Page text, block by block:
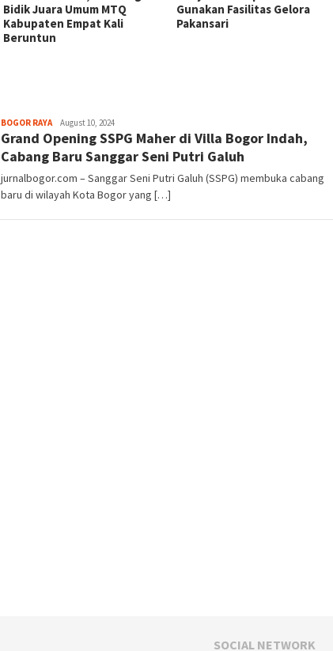
Bidik Juara Umum MTQ
Kabupaten Empat Kali
Beruntun
Gunakan Fasilitas Gelora
Pakansari
BOGOR RAYASayyev
August 10, 2024
Grand Opening SSPG Maher di Villa Bogor Indah,
Cabang Baru Sanggar Seni Putri Galuh
jurnalbogor.com – Sanggar Seni Putri Galuh (SSPG) membuka cabang
baru di wilayah Kota Bogor yang […]
SOCIAL NETWORK